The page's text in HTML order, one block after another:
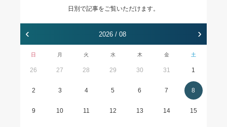
日別で記事をご覧いただけます。
‹ 2026 / 08 ›
日 月 火 水 木 金 土
26 27 28 29 30 31 1
2 3 4 5 6 7 8
9 10 11 12 13 14 15